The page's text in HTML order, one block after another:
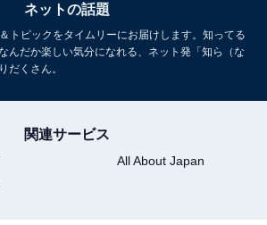
ネットの話題
トピックをタイムリーにお届けします。知ってる
んだか楽しい気分になれる、ネット発「知ら（な
だくさん。
関連サービス
All About Japan